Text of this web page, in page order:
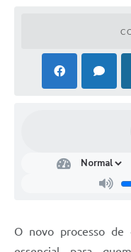
O novo processo de